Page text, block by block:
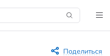
Поделиться